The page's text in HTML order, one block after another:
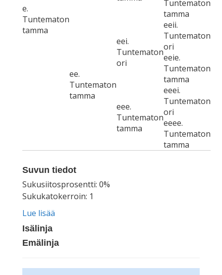
e.
Tuntematon
tamma
Tuntematon
tamma
ee.
Tuntematon
tamma
eei.
Tuntematon
ori
eeii.
Tuntematon
ori
eeie.
Tuntematon
tamma
eee.
Tuntematon
tamma
eeei.
Tuntematon
ori
eeee.
Tuntematon
tamma
Suvun tiedot
Sukusiitosprosentti: 0%
Sukukatokerroin: 1
Lue lisää
Isälinja
Emälinja